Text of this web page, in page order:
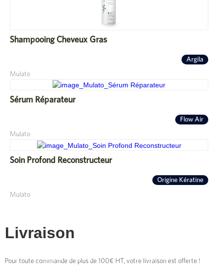
Shampooing Cheveux Gras
Argila
Mulato
Sérum Réparateur
Flow Air
Mulato
Soin Profond Reconstructeur
Origine Kératine
Mulato
Livraison
Pour toute commande de plus de 100€ HT, votre livraison est offerte !